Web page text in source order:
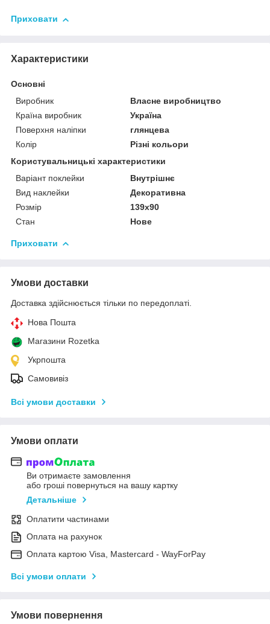
Приховати
Характеристики
Основні
Виробник
Власне виробництво
Країна виробник
Україна
Поверхня наліпки
глянцева
Колір
Різні кольори
Користувальницькі характеристики
Варіант поклейки
Внутрішнє
Вид наклейки
Декоративна
Розмір
139х90
Стан
Нове
Приховати
Умови доставки
Доставка здійснюється тільки по передоплаті.
Нова Пошта
Магазини Rozetka
Укрпошта
Самовивіз
Всі умови доставки
Умови оплати
Ви отримаєте замовлення
або гроші повернуться на вашу картку
Детальніше
Оплатити частинами
Оплата на рахунок
Оплата картою Visa, Mastercard - WayForPay
Всі умови оплати
Умови повернення